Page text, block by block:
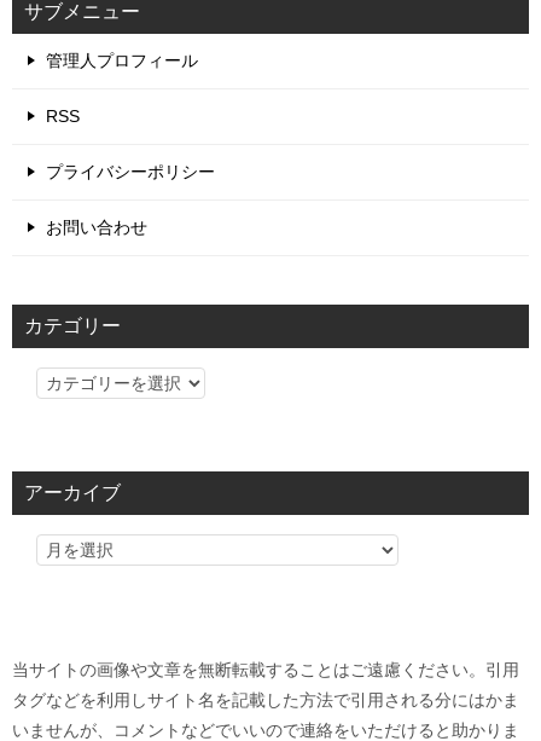
サブメニュー
管理人プロフィール
RSS
プライバシーポリシー
お問い合わせ
カテゴリー
カ
リ
アーカイブ
当サイトの画像や文章を無断転載することはご遠慮ください。引用
タグなどを利用しサイト名を記載した方法で引用される分にはかま
いませんが、コメントなどでいいので連絡をいただけると助かりま